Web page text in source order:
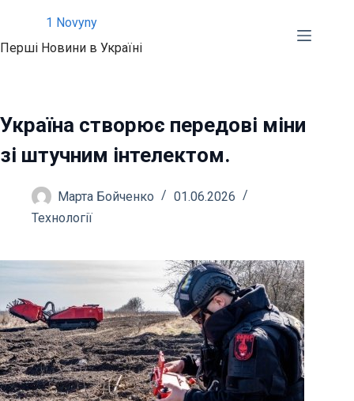
вмісту
1 Novyny
Перші Новини в Україні
Україна створює передові міни
зі штучним інтелектом.
Марта Бойченко
01.06.2026
Технології